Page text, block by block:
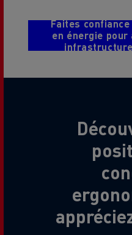
Faites
en énergie